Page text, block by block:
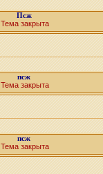
Псж
Тема закрыта
псж
Тема закрыта
псж
Тема закрыта